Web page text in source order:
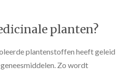
planten?
plantenstoffen heeft geleid
Zo wordt